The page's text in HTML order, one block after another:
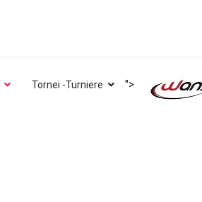
Tornei -Turniere ">